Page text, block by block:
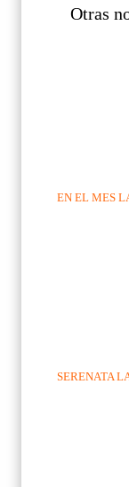
Otras
EN EL MES
SERENATA